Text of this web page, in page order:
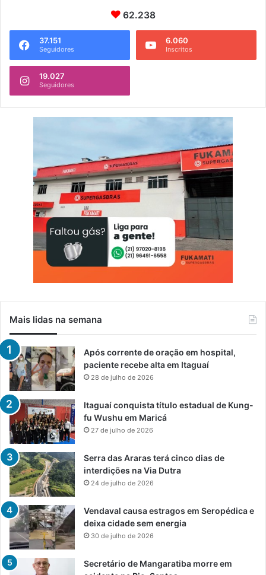
62.238
37.151
Seguidores
6.060
Inscritos
19.027
Seguidores
Mais lidas na semana
Após corrente de oração em hospital,
paciente recebe alta em Itaguaí
28 de julho de 2026
Itaguaí conquista título estadual de Kung-
fu Wushu em Maricá
27 de julho de 2026
Serra das Araras terá cinco dias de
interdições na Via Dutra
24 de julho de 2026
Vendaval causa estragos em Seropédica e
deixa cidade sem energia
30 de julho de 2026
Secretário de Mangaratiba morre em